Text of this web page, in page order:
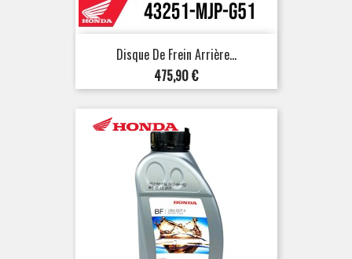
Disque De Frein Arrière...
Prix
475,90 €